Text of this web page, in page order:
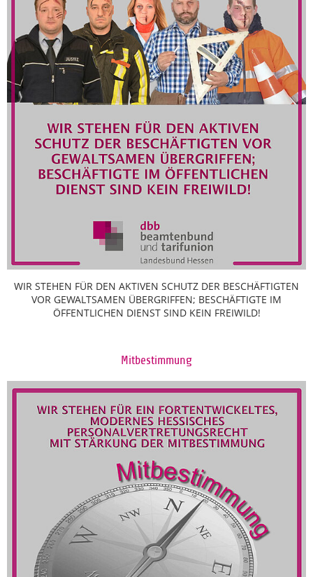
WIR STEHEN FÜR DEN AKTIVEN SCHUTZ DER BESCHÄFTIGTEN
VOR GEWALTSAMEN ÜBERGRIFFEN; BESCHÄFTIGTE IM
ÖFFENTLICHEN DIENST SIND KEIN FREIWILD!
Mitbestimmung